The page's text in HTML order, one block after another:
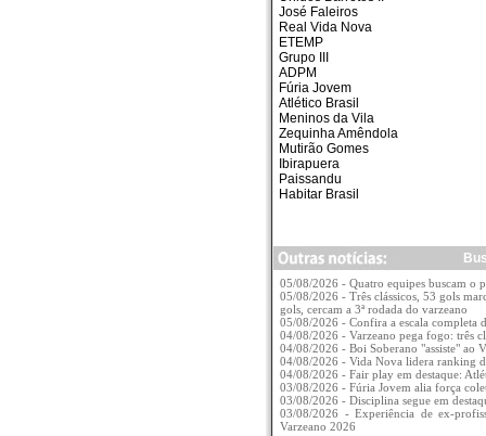
José Faleiros
Real Vida Nova
ETEMP
Grupo III
ADPM
Fúria Jovem
Atlético Brasil
Meninos da Vila
Zequinha Amêndola
Mutirão Gomes
Ibirapuera
Paissandu
Habitar Brasil
05/08/2026 - Quatro equipes buscam o
05/08/2026 - Três clássicos, 53 gols
gols, cercam a 3ª rodada do varzeano
05/08/2026 - Confira a escala completa
04/08/2026 - Varzeano pega fogo: três
04/08/2026 - Boi Soberano "assiste" ao
04/08/2026 - Vida Nova lidera ranking
04/08/2026 - Fair play em destaque:
03/08/2026 - Fúria Jovem alia força
03/08/2026 - Disciplina segue em
03/08/2026 - Experiência de ex-
Varzeano 2026